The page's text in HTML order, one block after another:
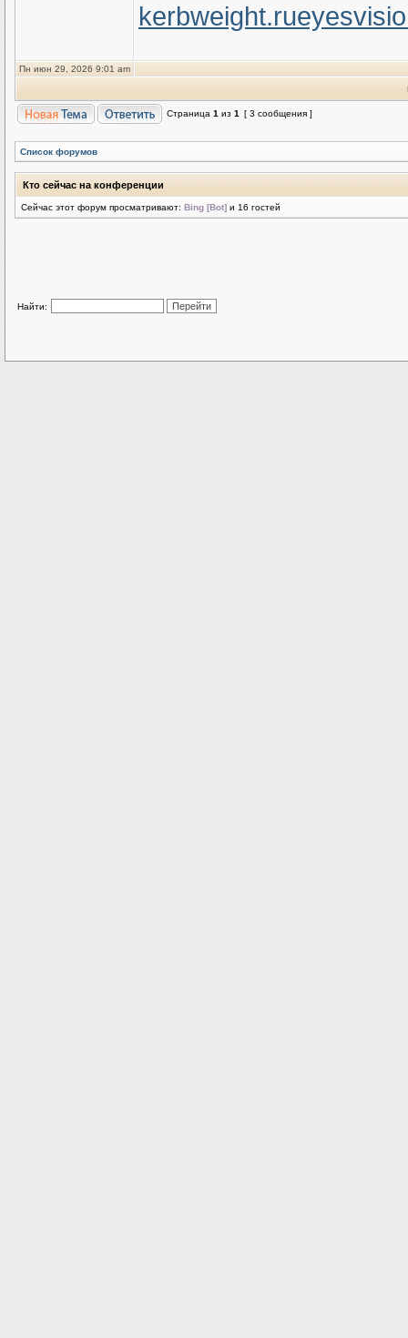
kerbweight.ru
Пн июн 29, 2026 9:01 am
Страница 1 из 1 [ 3 сообщения ]
Список форумов
Кто сейчас на конференции
Сейчас этот форум просматривают: Bing [Bot] и 16 гостей
Найти: